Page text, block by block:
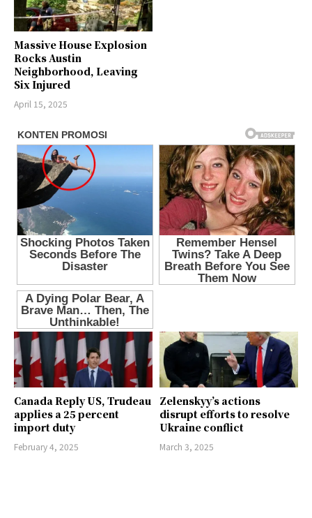
Massive House Explosion
Rocks Austin
Neighborhood, Leaving
Six Injured
April 15, 2025
Canada Reply US, Trudeau
applies a 25 percent
import duty
February 4, 2025
Zelenskyy’s actions
disrupt efforts to resolve
Ukraine conflict
March 3, 2025